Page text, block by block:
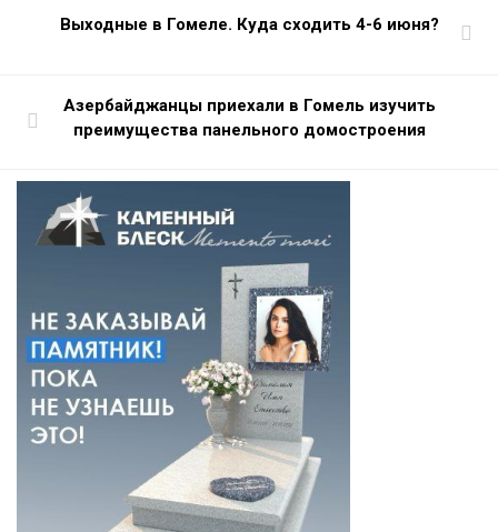
Выходные в Гомеле. Куда сходить 4-6 июня?
Азербайджанцы приехали в Гомель изучить
преимущества панельного домостроения